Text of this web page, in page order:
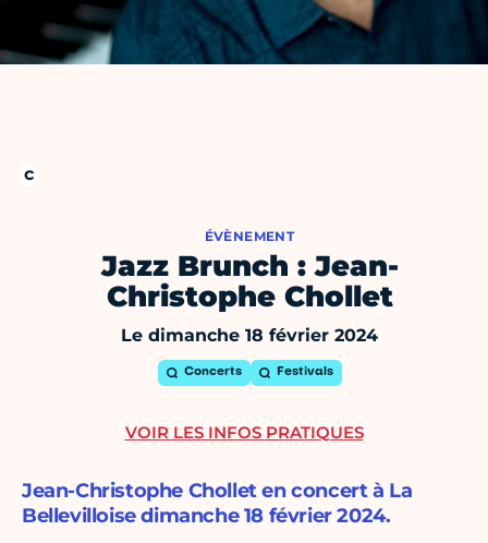
ÉVÈNEMENT
Jazz Brunch : Jean-
Christophe Chollet
Le dimanche 18 février 2024
Concerts Festivals
Jean-Christophe Chollet en concert à La
Bellevilloise dimanche 18 février 2024.
VOIR LES INFOS PRATIQUES